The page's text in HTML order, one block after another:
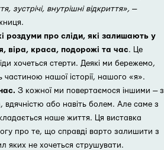
зустрічі, внутрішні відкриття», —
роздуми про сліди, які залишають у
віра, краса, подорожі та час. Це
хочеться стерти. Деякі ми бережемо,
нашої історії, нашого «я».
З кожної ми повертаємося іншими — з
вдячністю або навіть болем. Але саме з
наше життя. Ця виставка
про те, що справді варто залишити з
яких не хочеться струшувати.